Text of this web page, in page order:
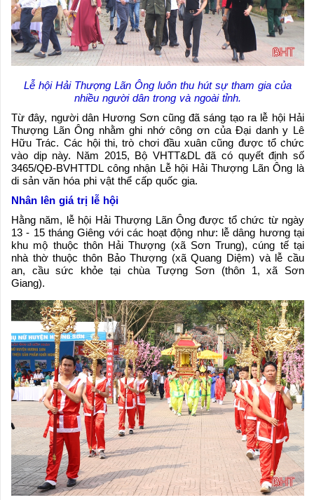
Lễ hội Hải Thượng Lãn Ông luôn thu hút sự tham gia của
nhiều người dân trong và ngoài tỉnh.
Từ đây, người dân Hương Sơn cũng đã sáng tạo ra lễ hội Hải
Thượng Lãn Ông nhằm ghi nhớ công ơn của Đại danh y Lê
Hữu Trác. Các hội thi, trò chơi đầu xuân cũng được tổ chức
vào dịp này. Năm 2015, Bộ VHTT&DL đã có quyết định số
3465/QĐ-BVHTTDL công nhận Lễ hội Hải Thượng Lãn Ông là
di sản văn hóa phi vật thể cấp quốc gia.
Nhân lên giá trị lễ hội
Hằng năm, lễ hội Hải Thượng Lãn Ông được tổ chức từ ngày
13 - 15 tháng Giêng với các hoạt động như: lễ dâng hương tại
khu mộ thuộc thôn Hải Thượng (xã Sơn Trung), cúng tế tại
nhà thờ thuộc thôn Bảo Thượng (xã Quang Diệm) và lễ cầu
an, cầu sức khỏe tại chùa Tượng Sơn (thôn 1, xã Sơn
Giang).